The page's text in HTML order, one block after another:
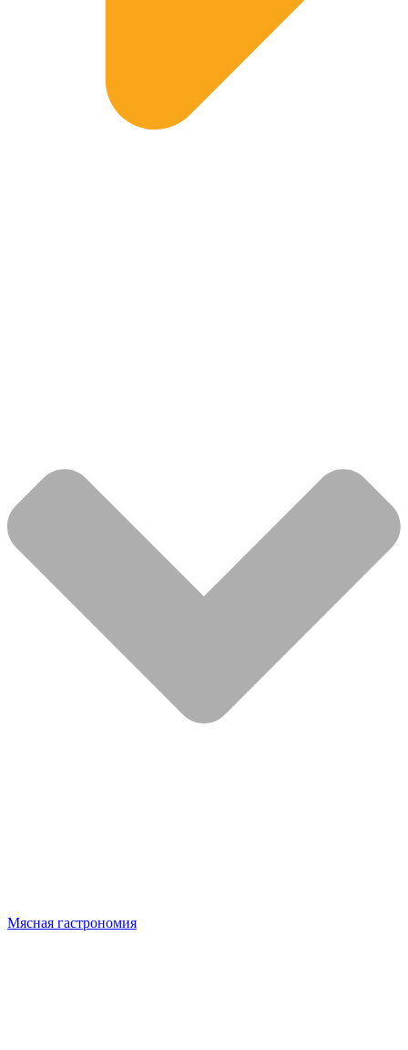
Мясная гастрономия